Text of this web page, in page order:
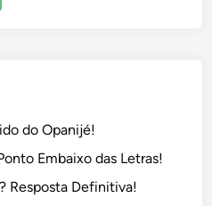
do Opanijé!
Embaixo das Letras!
Resposta Definitiva!